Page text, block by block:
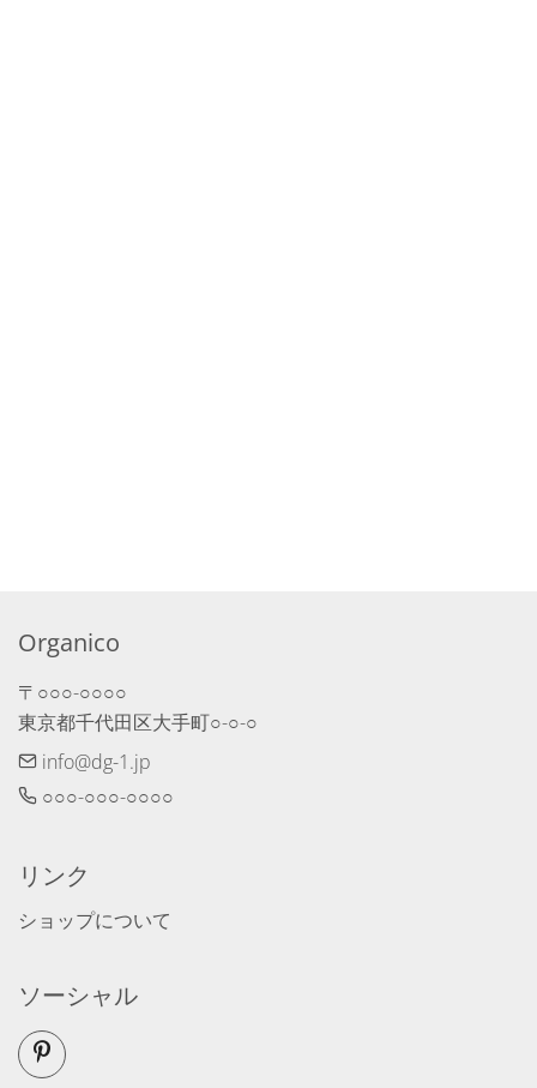
Organico
〒○○○-○○○○
東京都千代田区大手町○-○-○
info@dg-1.jp
○○○-○○○-○○○○
リンク
ショップについて
ソーシャル